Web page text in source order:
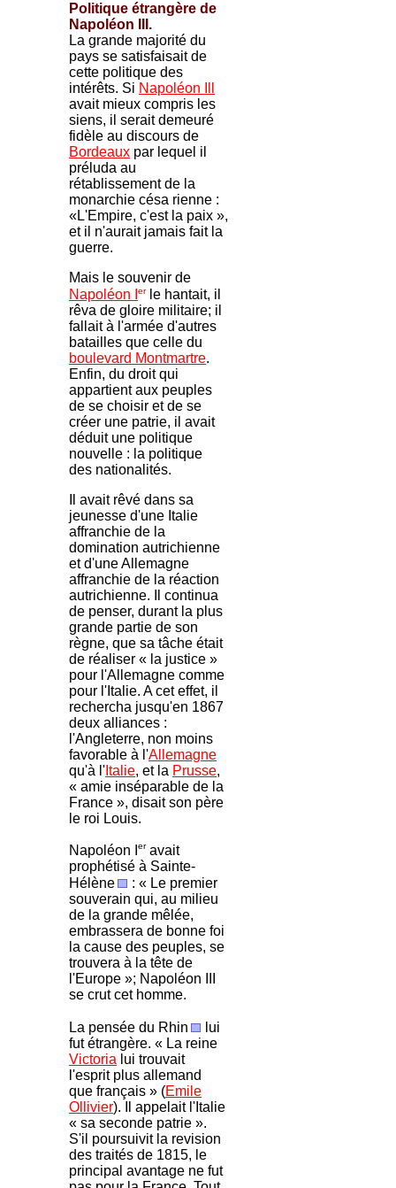
Politique étrangère de
Napoléon III.
La grande majorité du
pays se satisfaisait de
cette politique des
intérêts. Si Napoléon Ill
avait mieux compris les
siens, il serait demeuré
fidèle au discours de
Bordeaux par lequel il
préluda au
rétablissement de la
monarchie césa rienne :
«L'Empire, c'est la paix »,
et il n'aurait jamais fait la
guerre.
Mais le souvenir de
Napoléon I
erle hantait, il
rêva de gloire militaire; il
fallait à l'armée d'autres
batailles que celle du
boulevard Montmartre.
Enfin, du droit qui
appartient aux peuples
de se choisir et de se
créer une patrie, il avait
déduit une politique
nouvelle : la politique
des nationalités.
Il avait rêvé dans sa
jeunesse d'une Italie
affranchie de la
domination autrichienne
et d'une Allemagne
affranchie de la réaction
autrichienne. Il continua
de penser, durant la plus
grande partie de son
règne, que sa tâche était
de réaliser « la justice »
pour l'Allemagne comme
pour l'Italie. A cet effet, il
rechercha jusqu'en 1867
deux alliances :
l'Angleterre, non moins
favorable à l'Allemagne
qu'à l' Italie, et la Prusse,
« amie inséparable de la
France », disait son père
le roi Louis.
Napoléon I eravait
prophétisé à Sainte-
Hélène
: « Le premier
souverain qui, au milieu
de la grande mêlée,
embrassera de bonne foi
la cause des peuples, se
trouvera à la tête de
l'Europe »; Napoléon III
se crut cet homme.
La pensée du Rhin
lui
fut étrangère. « La reine
Victoria lui trouvait
l'esprit plus allemand
que français » (Emile
Ollivier). Il appelait l'Italie
« sa seconde patrie ».
S'il poursuivit la revision
des traités de 1815, le
principal avantage ne fut